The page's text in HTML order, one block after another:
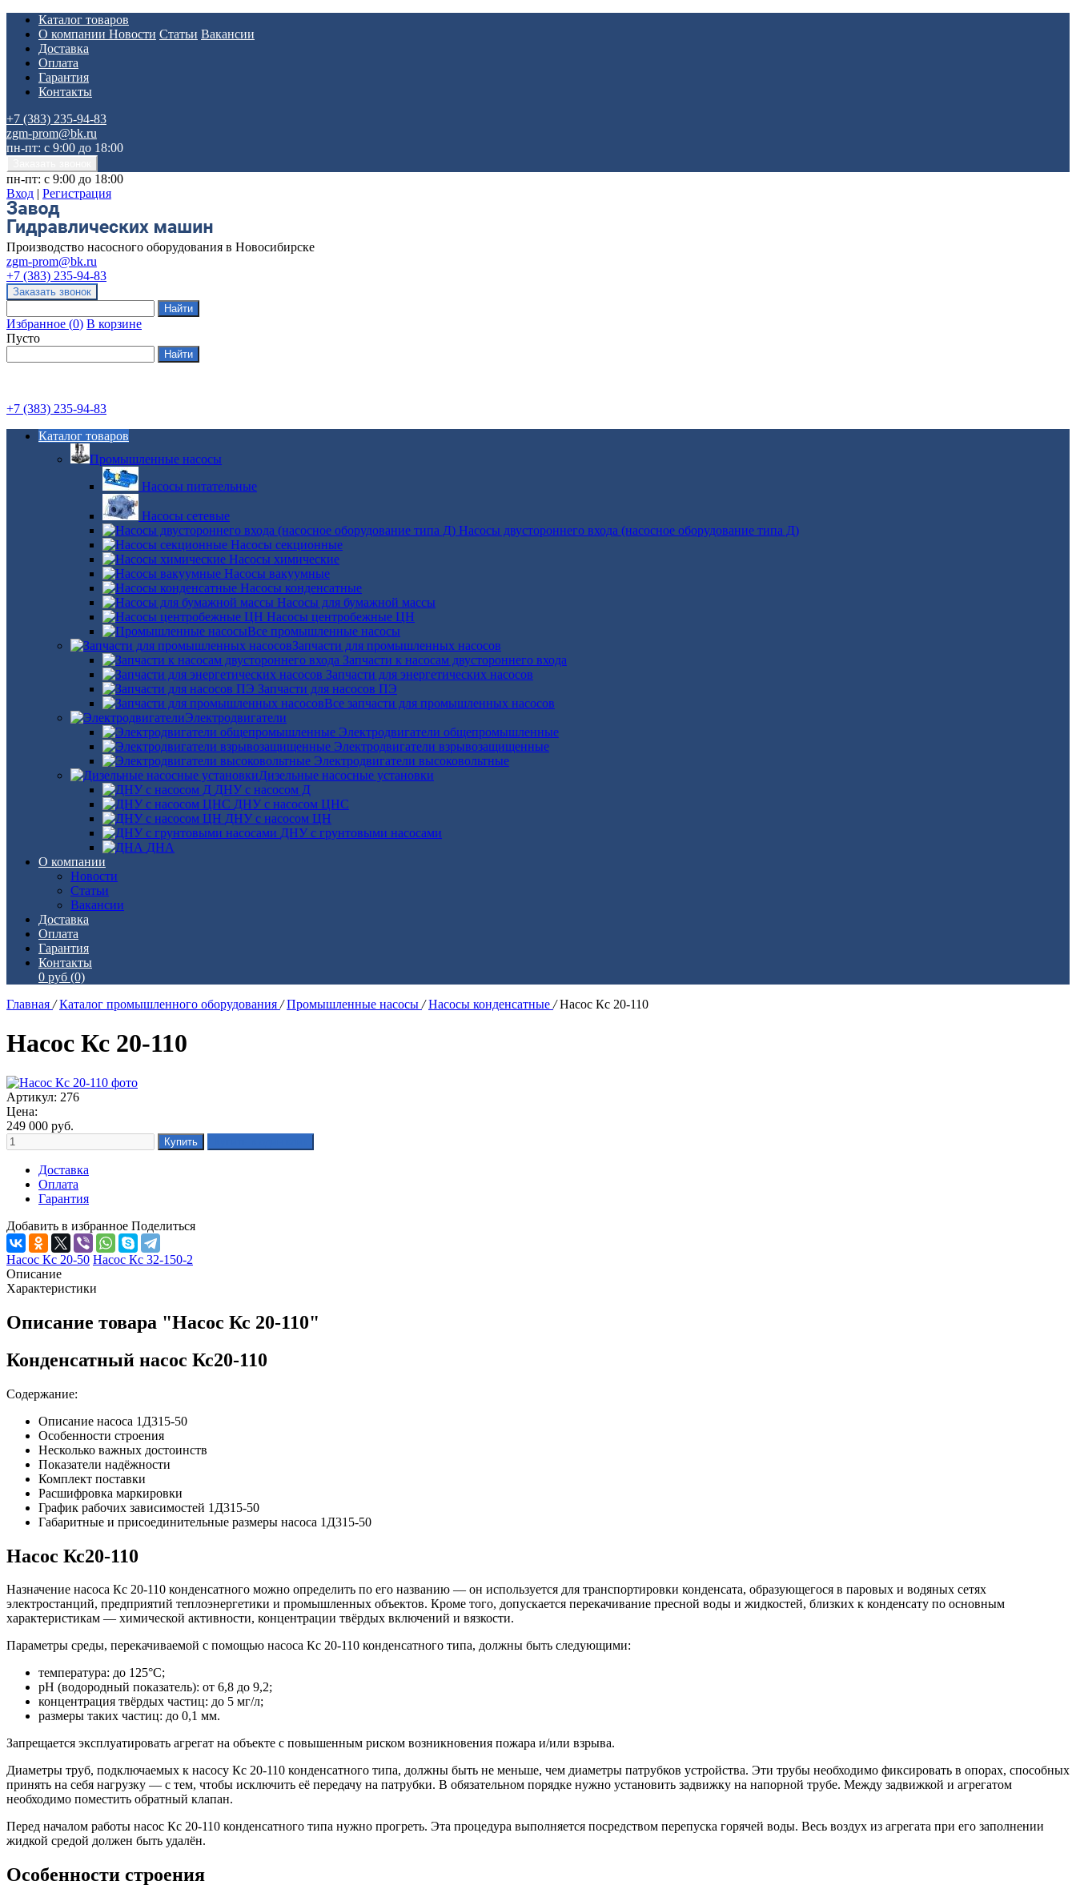
Каталог товаров
О компании Новости Статьи Вакансии
Доставка
Оплата
Гарантия
Контакты
+7 (383) 235-94-83
zgm-prom@bk.ru
пн-пт: с 9:00 до 18:00
пн-пт: с 9:00 до 18:00
Вход | Регистрация
Производство насосного оборудования в Новосибирске
zgm-prom@bk.ru
+7 (383) 235-94-83
Избранное (0) В корзине
Пусто
+7 (383) 235-94-83
Каталог товаров
Промышленные насосы
Насосы питательные
Насосы сетевые
Насосы двустороннего входа (насосное оборудование типа Д)
Насосы секционные
Насосы химические
Насосы вакуумные
Насосы конденсатные
Насосы для бумажной массы
Насосы центробежные ЦН
Все промышленные насосы
Запчасти для промышленных насосов
Запчасти к насосам двустороннего входа
Запчасти для энергетических насосов
Запчасти для насосов ПЭ
Все запчасти для промышленных насосов
Электродвигатели
Электродвигатели общепромышленные
Электродвигатели взрывозащищенные
Электродвигатели высоковольтные
Дизельные насосные установки
ДНУ с насосом Д
ДНУ с насосом ЦНС
ДНУ с насосом ЦН
ДНУ с грунтовыми насосами
ДНА
О компании
Новости
Статьи
Вакансии
Доставка
Оплата
Гарантия
Контакты
0 руб (0)
Главная / Каталог промышленного оборудования / Промышленные насосы / Насосы конденсатные / Насос Кс 20-110
Насос Кс 20-110
Артикул: 276
Цена:
249 000 руб.
Доставка
Оплата
Гарантия
Добавить в избранное Поделиться
Насос Кс 20-50 Насос Кс 32-150-2
Описание
Характеристики
Описание товара "Насос Кс 20-110"
Конденсатный насос Кс20-110
Содержание:
Описание насоса 1Д315-50
Особенности строения
Несколько важных достоинств
Показатели надёжности
Комплект поставки
Расшифровка маркировки
График рабочих зависимостей 1Д315-50
Габаритные и присоединительные размеры насоса 1Д315-50
Насос Кс20-110
Назначение насоса Кс 20-110 конденсатного можно определить по его названию — он используется для транспортировки конденсата, образующегося в паровых и водяных сетях
электростанций, предприятий теплоэнергетики и промышленных объектов. Кроме того, допускается перекачивание пресной воды и жидкостей, близких к конденсату по основным
характеристикам — химической активности, концентрации твёрдых включений и вязкости.
Параметры среды, перекачиваемой с помощью насоса Кс 20-110 конденсатного типа, должны быть следующими:
температура: до 125°С;
pH (водородный показатель): от 6,8 до 9,2;
концентрация твёрдых частиц: до 5 мг/л;
размеры таких частиц: до 0,1 мм.
Запрещается эксплуатировать агрегат на объекте с повышенным риском возникновения пожара и/или взрыва.
Диаметры труб, подключаемых к насосу Кс 20-110 конденсатного типа, должны быть не меньше, чем диаметры патрубков устройства. Эти трубы необходимо фиксировать в опорах, способных
принять на себя нагрузку — с тем, чтобы исключить её передачу на патрубки. В обязательном порядке нужно установить задвижку на напорной трубе. Между задвижкой и агрегатом
необходимо поместить обратный клапан.
Перед началом работы насос Кс 20-110 конденсатного типа нужно прогреть. Эта процедура выполняется посредством перепуска горячей воды. Весь воздух из агрегата при его заполнении
жидкой средой должен быть удалён.
Особенности строения